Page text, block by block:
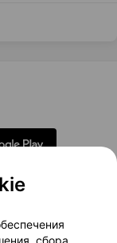
сбора